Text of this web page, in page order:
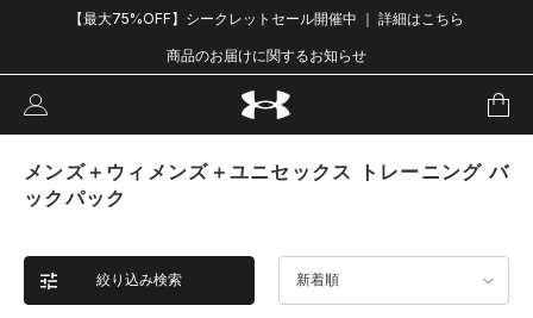
【最大75%OFF】シークレットセール開催中 ｜ 詳細はこちら
商品のお届けに関するお知らせ
メンズ＋ウィメンズ＋ユニセックス トレーニング バ
ックパック
絞り込み検索 新着順